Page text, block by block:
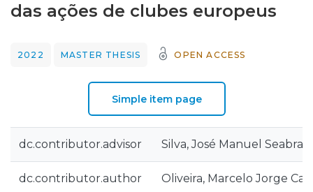
Statistics
das ações de clubes europeus
2022 MASTER THESIS OPEN ACCESS
Simple item page
dc.contributor.advisor Silva, José Manuel Seabra
dc.contributor.author Oliveira, Marcelo Jorge